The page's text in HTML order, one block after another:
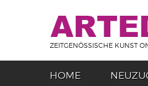
ZEITGENÖSSISCHE KUNST
HOME